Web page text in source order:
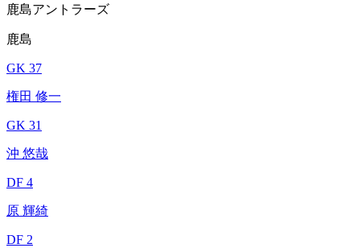
鹿島アントラーズ
鹿島
GK 37
権田 修一
GK 31
沖 悠哉
DF 4
原 輝綺
DF 2